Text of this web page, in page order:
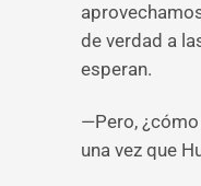
de verdad a
esperan.
—Pero,
una vez que